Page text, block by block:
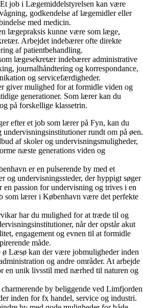
job i Lægemiddelstyrelsen kan være
godkendelse af lægemidler eller
med medicin.
lægepraksis kunne være som læge,
Arbejdet indebærer ofte direkte
af patientbehandling.
lægesekretær indebærer administrative
journalhåndtering og korrespondance,
og servicefærdigheder.
giver mulighed for at formidle viden og
generationer. Som lærer kan du
på forskellige klassetrin.
efter et job som lærer på Fyn, kan du
rundt om på øen.
af skoler og undervisningsmuligheder,
næste generations viden og
er en pulserende by med et
og undervisningssteder, der hyppigt søger
passion for undervisning og trives i en
som lærer i København være det perfekte
har du mulighed for at træde til og
når der opstår akut
engagement og evnen til at formidle
måde.
Læsø kan der være jobmuligheder inden
og andre områder. At arbejde
en unik livsstil med nærhed til naturen og
by beliggende ved Limfjorden
inden for fx handel, service og industri.